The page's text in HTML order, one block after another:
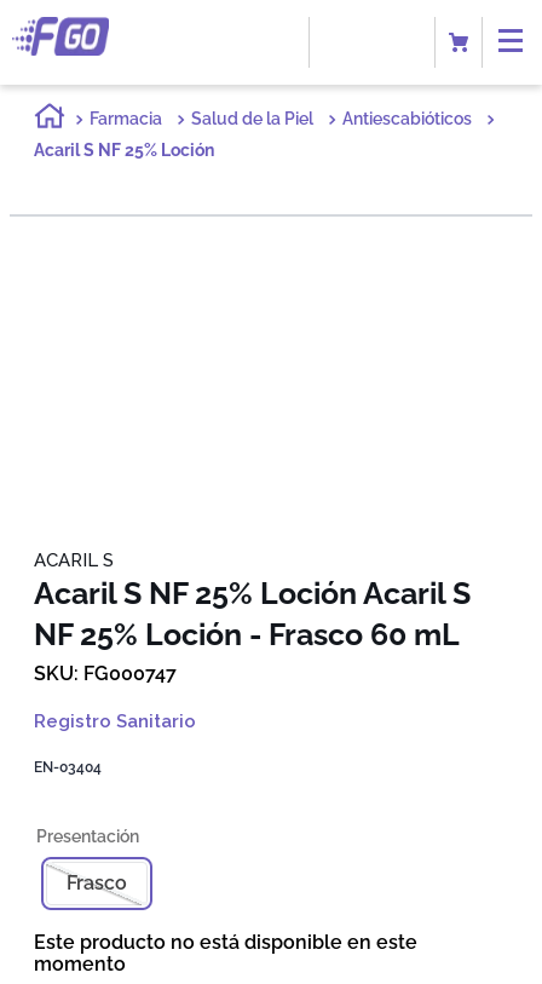
Farmacia Salud de la Piel
Antiescabióticos
Acaril S NF 25% Loción
ACARIL S
Acaril S NF 25% Loción Acaril S
NF 25% Loción - Frasco 60 mL
FG000747
Registro Sanitario
EN-03404
Frasco
Este producto no está disponible en este
momento